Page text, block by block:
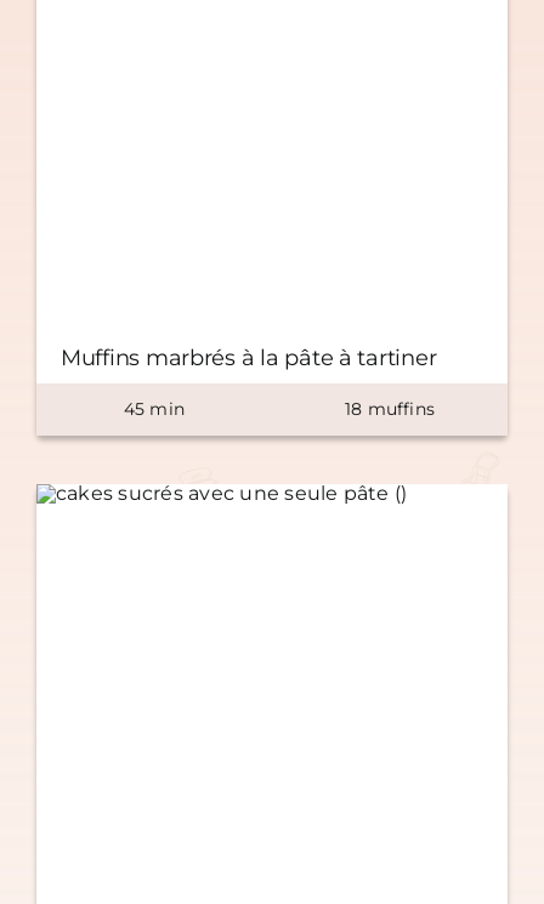
Muffins marbrés à la pâte à tartiner
45 min 18 muffins